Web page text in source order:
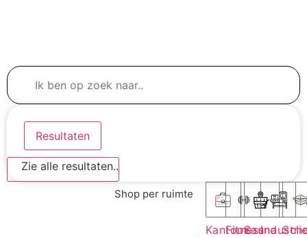
Resultaten
Zie alle resultaten..
Shop per ruimte
Kantoor
Fitness
Sauna